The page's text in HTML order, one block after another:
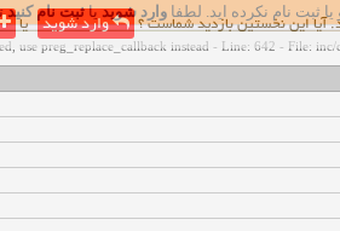
ثبت نام نکرده اید. لطفا وارد شویدیاثبت نام کنید
use preg_replace_callback instead - Line: 642 - File:
آیا این نخستین بازدید شماست ؟ وارد شوید یا